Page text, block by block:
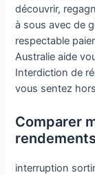
découvrir,
à sous avec de
respectable
Australie aide
Interdiction de
vous sentez
Comparer
interruption